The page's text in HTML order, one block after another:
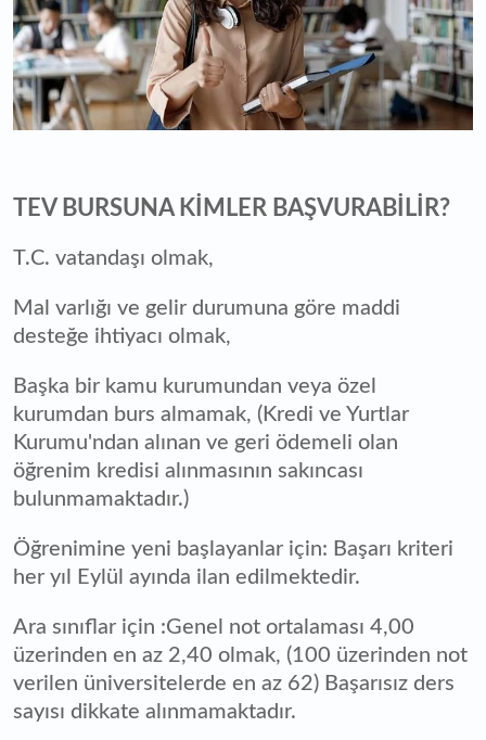
TEV BURSUNA KİMLER BAŞVURABİLİR?
T.C. vatandaşı olmak,
Mal varlığı ve gelir durumuna göre maddi
desteğe ihtiyacı olmak,
Başka bir kamu kurumundan veya özel
kurumdan burs almamak, (Kredi ve Yurtlar
Kurumu'ndan alınan ve geri ödemeli olan
öğrenim kredisi alınmasının sakıncası
bulunmamaktadır.)
Öğrenimine yeni başlayanlar için: Başarı kriteri
her yıl Eylül ayında ilan edilmektedir.
Ara sınıflar için :Genel not ortalaması 4,00
üzerinden en az 2,40 olmak, (100 üzerinden not
verilen üniversitelerde en az 62) Başarısız ders
sayısı dikkate alınmamaktadır.